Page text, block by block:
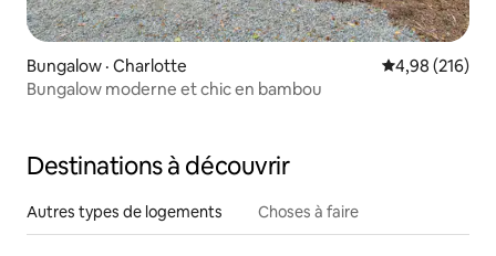
Bungalow · Charlotte Note
4,98 (216)
Bungalow moderne et chic en bambou
Destinations à découvrir
Autres types de logements Choses à faire